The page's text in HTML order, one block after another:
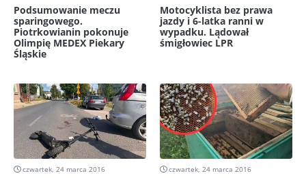
Podsumowanie meczu
sparingowego.
Piotrkowianin pokonuje
Olimpię MEDEX Piekary
Śląskie
Motocyklista bez prawa
jazdy i 6-latka ranni w
wypadku. Lądował
śmigłowiec LPR
czwartek, 24 marca 2016 czwartek, 24 marca 2016